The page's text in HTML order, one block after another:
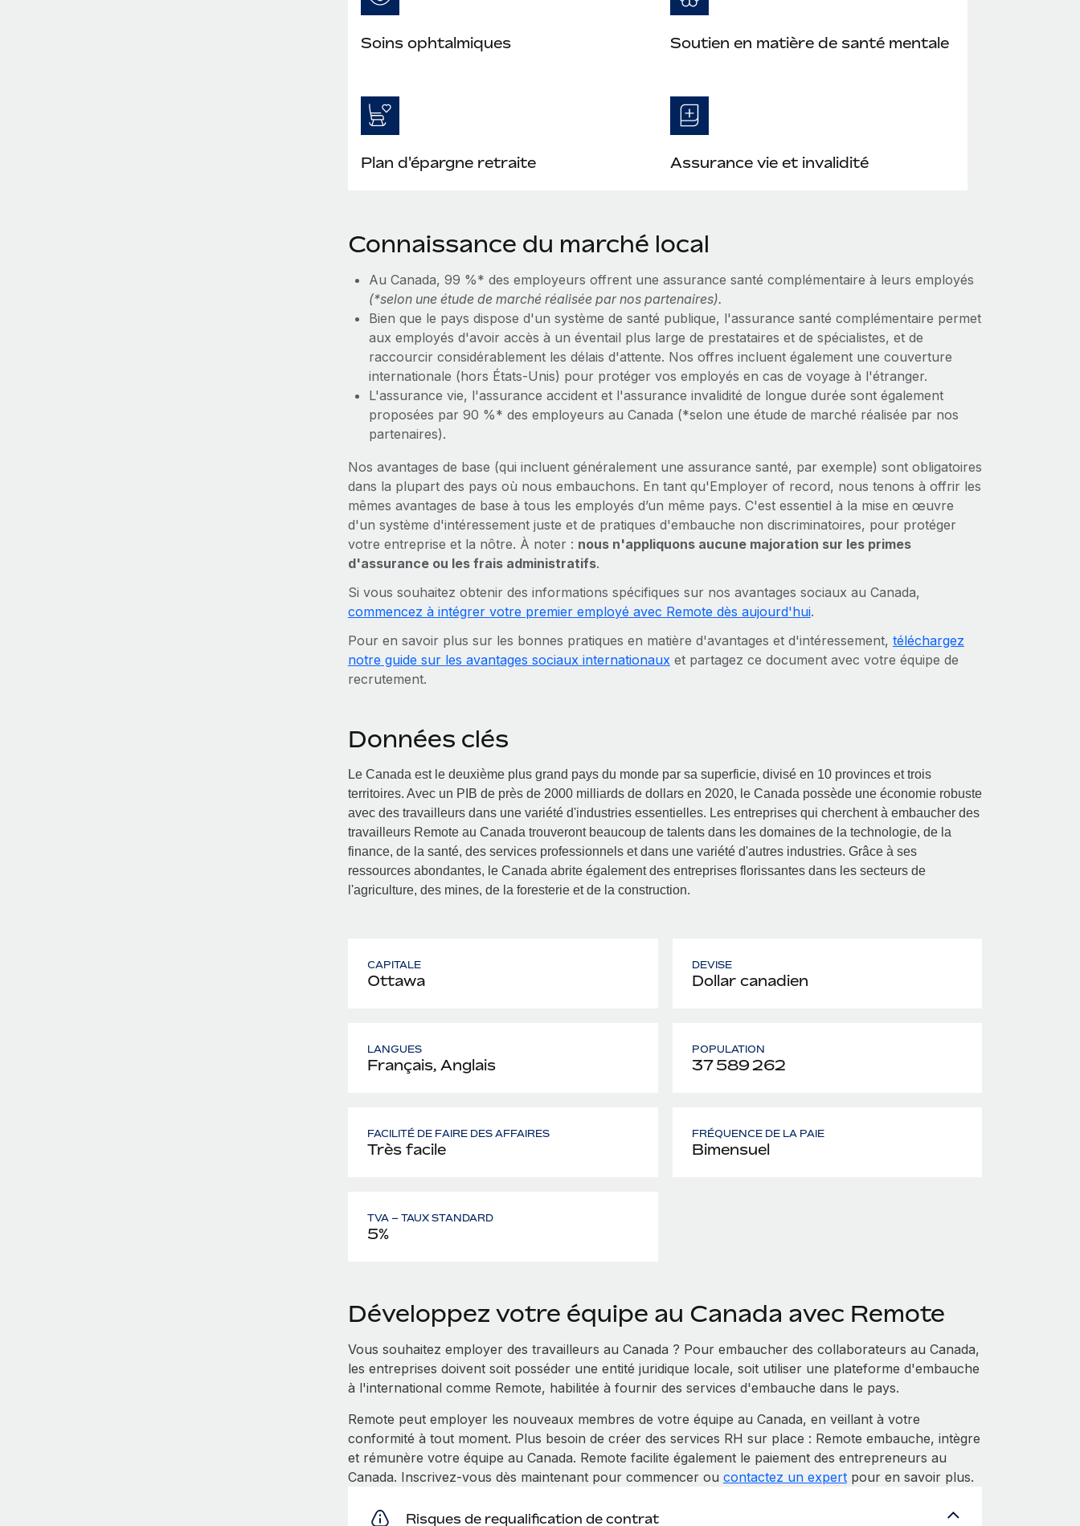
Soins ophtalmiques Soutien en matière de santé mentale
Plan d'épargne retraite Assurance vie et invalidité
Connaissance du marché local
Au Canada, 99 %* des employeurs offrent une assurance santé complémentaire à leurs employés
(*selon une étude de marché réalisée par nos partenaires).
Bien que le pays dispose d'un système de santé publique, l'assurance santé complémentaire permet
aux employés d'avoir accès à un éventail plus large de prestataires et de spécialistes, et de
raccourcir considérablement les délais d'attente. Nos offres incluent également une couverture
internationale (hors États-Unis) pour protéger vos employés en cas de voyage à l'étranger.
L'assurance vie, l'assurance accident et l'assurance invalidité de longue durée sont également
proposées par 90 %* des employeurs au Canada (*selon une étude de marché réalisée par nos
partenaires).
Nos avantages de base (qui incluent généralement une assurance santé, par exemple) sont obligatoires
dans la plupart des pays où nous embauchons. En tant qu'Employer of record, nous tenons à offrir les
mêmes avantages de base à tous les employés d’un même pays. C'est essentiel à la mise en œuvre
d'un système d'intéressement juste et de pratiques d'embauche non discriminatoires, pour protéger
votre entreprise et la nôtre. À noter : nous n'appliquons aucune majoration sur les primes
d'assurance ou les frais administratifs.
Si vous souhaitez obtenir des informations spécifiques sur nos avantages sociaux au Canada,
commencez à intégrer votre premier employé avec Remote dès aujourd'hui.
Pour en savoir plus sur les bonnes pratiques en matière d'avantages et d'intéressement, téléchargez
notre guide sur les avantages sociaux internationauxet partagez ce document avec votre équipe de
recrutement.
Données clés
Le Canada est le deuxième plus grand pays du monde par sa superficie, divisé en 10 provinces et trois
territoires. Avec un PIB de près de 2000 milliards de dollars en 2020, le Canada possède une économie robuste
avec des travailleurs dans une variété d'industries essentielles. Les entreprises qui cherchent à embaucher des
travailleurs Remote au Canada trouveront beaucoup de talents dans les domaines de la technologie, de la
finance, de la santé, des services professionnels et dans une variété d'autres industries. Grâce à ses
ressources abondantes, le Canada abrite également des entreprises florissantes dans les secteurs de
l'agriculture, des mines, de la foresterie et de la construction.
CAPITALE
Ottawa
DEVISE
Dollar canadien
LANGUES
Français, Anglais
POPULATION
37 589 262
FACILITÉ DE FAIRE DES AFFAIRES
Très facile
FRÉQUENCE DE LA PAIE
Bimensuel
TVA – TAUX STANDARD
5%
Développez votre équipe au Canada avec Remote
Vous souhaitez employer des travailleurs au Canada ? Pour embaucher des collaborateurs au Canada,
les entreprises doivent soit posséder une entité juridique locale, soit utiliser une plateforme d'embauche
à l'international comme Remote, habilitée à fournir des services d'embauche dans le pays.
Remote peut employer les nouveaux membres de votre équipe au Canada, en veillant à votre
conformité à tout moment. Plus besoin de créer des services RH sur place : Remote embauche, intègre
et rémunère votre équipe au Canada. Remote facilite également le paiement des entrepreneurs au
Canada. Inscrivez-vous dès maintenant pour commencer ou contactez un expertpour en savoir plus.
Risques de requalification de contrat